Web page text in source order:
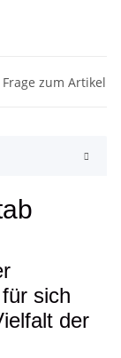
Frage zum Artikel
sich
der